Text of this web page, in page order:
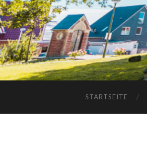
STARTSEITE